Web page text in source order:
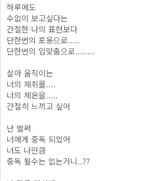
하루에도
수없이 보고싶다는
간절한 나의 표현보다
단한번의 포옹으로.....
단한번의 입맞춤으로........
살아 움직이는
너의 체취를....
너의 체온을.....
간절히 느끼고 싶어
난 벌써
너에게 중독 되었어
너도 나만큼
중독 될수는 없는거니..??